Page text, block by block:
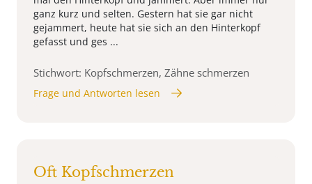
ganz kurz und selten. Gestern hat sie gar nicht
gejammert, heute hat sie sich an den Hinterkopf
gefasst und ges ...
Stichwort: Kopfschmerzen, Zähne schmerzen
Frage und Antworten lesen
Oft Kopfschmerzen